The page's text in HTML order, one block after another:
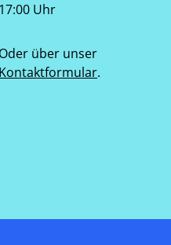
17:00 Uhr
Oder über unser
Kontaktformular.